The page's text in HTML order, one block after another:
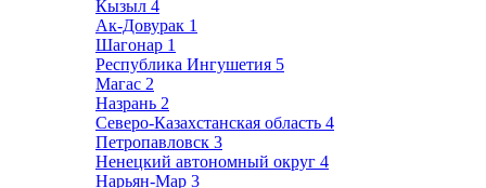
Кызыл 4
Ак-Довурак 1
Шагонар 1
Республика Ингушетия 5
Магас 2
Назрань 2
Северо-Казахстанская область 4
Петропавловск 3
Ненецкий автономный округ 4
Нарьян-Мар 3